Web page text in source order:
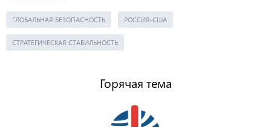
ГЛОБАЛЬНАЯ БЕЗОПАСНОСТЬ РОССИЯ-США
СТРАТЕГИЧЕСКАЯ СТАБИЛЬНОСТЬ
Горячая тема